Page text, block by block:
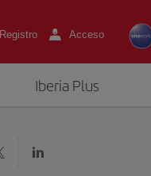
Registro Acceso
Iberia Plus